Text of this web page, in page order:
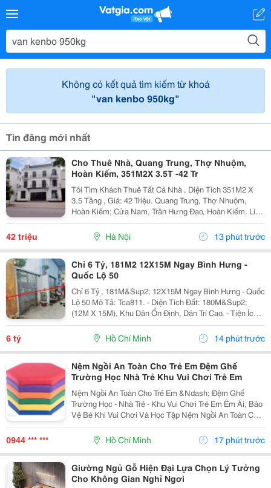
Không có kết quả tìm kiếm từ khoá
"van kenbo 950kg"
Tin đăng mới nhất
Cho Thuê Nhà, Quang Trung, Thợ Nhuộm,
Hoàn Kiếm, 351M2X 3.5T -42 Tr
Tôi Tìm Khách Thuê Tất Cả Nhà , Diện Tích 351M2 X
3.5 Tầng , Giá: 42 Triệu. Quang Trung, Thợ Nhuộm,
Hoàn Kiếm; Cửa Nam, Trần Hưng Đạo, Hoàn Kiếm. Liên
Hệ Chủ Nhà: 0947910983 . Vị Trí Gần Ngã Ba, Khu Đông
Dân Cư, Kinh Doanh Sầm Uất, Nhiều Trụ Sở Văn...
42 triệu Hà Nội 13 phút trước
Chỉ 6 Tỷ, 181M2 12X15M Ngay Bình Hưng -
Quốc Lộ 50
Chỉ 6 Tỷ , 181M&Sup2; 12X15M Ngay Bình Hưng - Quốc
Lộ 50 Mô Tả: Tca811. - Diện Tích Đất: 180M&Sup2;
(12M X 15M), Khu Dân Ổn Định, Dân Trí Cao. - Tiện Ích:
Nhà Sát Kdc Đồng Bộ, Cạnh Hxh Văn Tiến Dũng, Kdc
Gia Hoà, Gần Công Viên, Trường Mầm...
6 tỷ Hồ Chí Minh 14 phút trước
Nệm Ngồi An Toàn Cho Trẻ Em Đệm Ghế
Trường Học Nhà Trẻ Khu Vui Chơi Trẻ Em
Nệm Ngồi An Toàn Cho Trẻ Em &Ndash; Đệm Ghế
Trường Học - Nhà Trẻ - Khu Vui Chơi Trẻ Em Êm Ái, Bảo
Vệ Bé Khi Vui Chơi Và Học Tập Nệm Ngồi An Toàn Cho
Trẻ Em Có Lớp Đệm Đàn Hồi, Bề Mặt Mềm, Nhiều Chất
Liệu, Độ Dày Và Kích Thước Để Khách Hàng Dễ Chọn...
0944 *** *** Hồ Chí Minh 17 phút trước
Giường Ngủ Gỗ Hiện Đại Lựa Chọn Lý Tưởng
Cho Không Gian Nghỉ Ngơi